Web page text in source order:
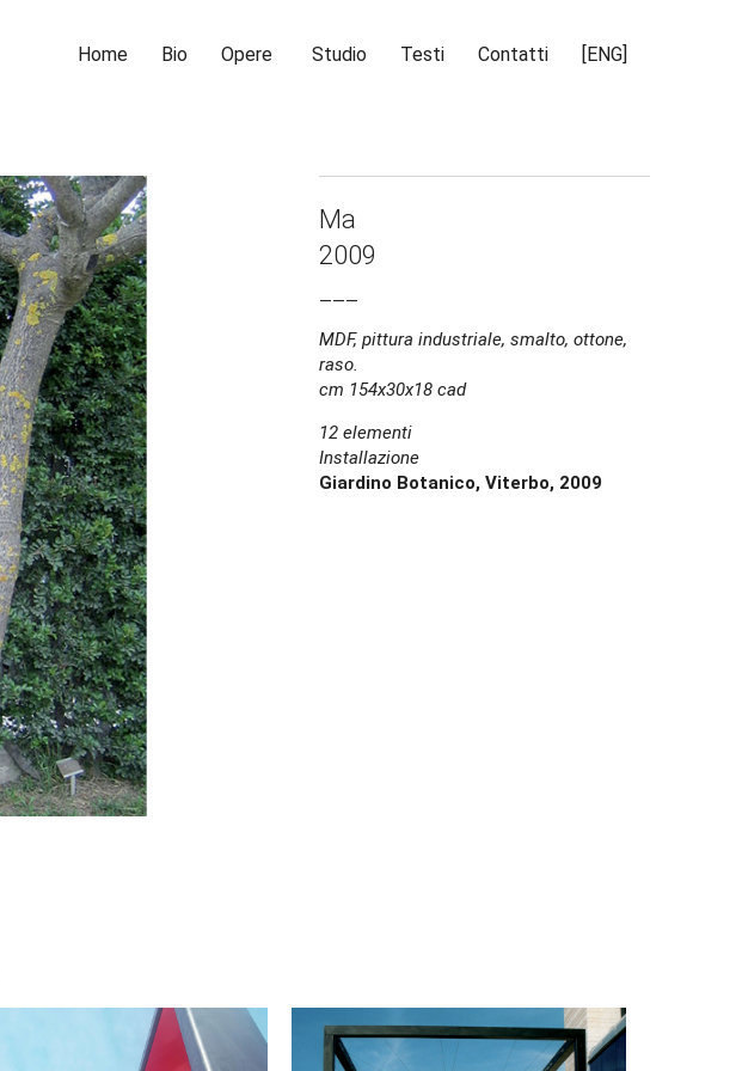
Home Bio Opere Studio Testi Contatti [ENG]
Ma
2009
MDF, pittura industriale, smalto, ottone,
raso.
cm 154x30x18 cad
12 elementi
Installazione
Giardino Botanico, Viterbo, 2009